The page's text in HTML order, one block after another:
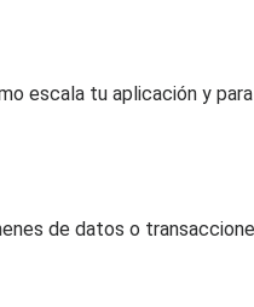
escala tu aplicación y
de datos o